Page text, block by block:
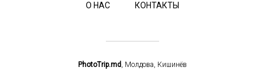
О НАС КОНТАКТЫ
PhotoTrip.md, Молдова, Кишинёв